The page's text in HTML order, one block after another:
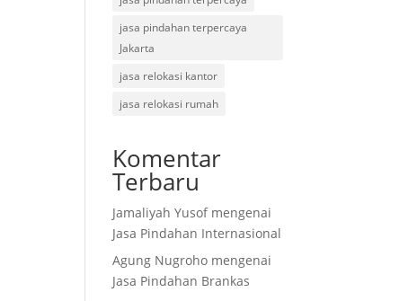
jasa pindahan terpercaya
Jakarta
jasa relokasi kantor
jasa relokasi rumah
Komentar
Terbaru
Jamaliyah Yusofmengenai
Jasa Pindahan Internasional
Agung Nugroho mengenai
Jasa Pindahan Brankas